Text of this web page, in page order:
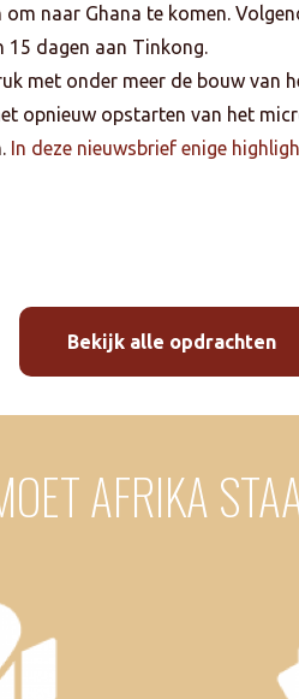
naar Ghana te komen.
15 dagen aan Tinkong.
met onder meer de bouw van
opnieuw opstarten van het
In deze nieuwsbrief enige
Bekijk alle opdrachten
AFRIKA